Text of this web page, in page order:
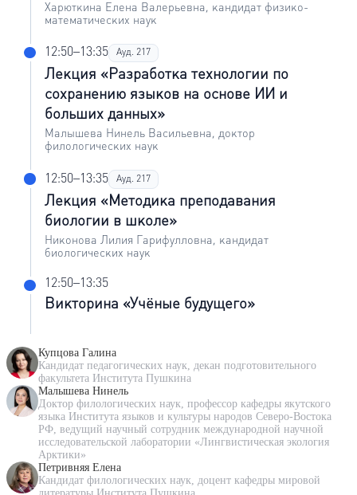
Харюткина Елена Валерьевна, кандидат физико-
математических наук
12:50–13:35 Ауд. 217
Лекция «Разработка технологии по
сохранению языков на основе ИИ и
больших данных»
Малышева Нинель Васильевна, доктор
филологических наук
12:50–13:35 Ауд. 217
Лекция «Методика преподавания
биологии в школе»
Никонова Лилия Гарифулловна, кандидат
биологических наук
12:50–13:35
Викторина «Учёные будущего»
Купцова Галина
Кандидат педагогических наук, декан подготовительного
факультета Института Пушкина
Малышева Нинель
Доктор филологических наук, профессор кафедры якутского
языка Института языков и культуры народов Северо-Востока
РФ, ведущий научный сотрудник международной научной
исследовательской лаборатории «Лингвистическая экология
Арктики»
Петривняя Елена
Кандидат филологических наук, доцент кафедры мировой